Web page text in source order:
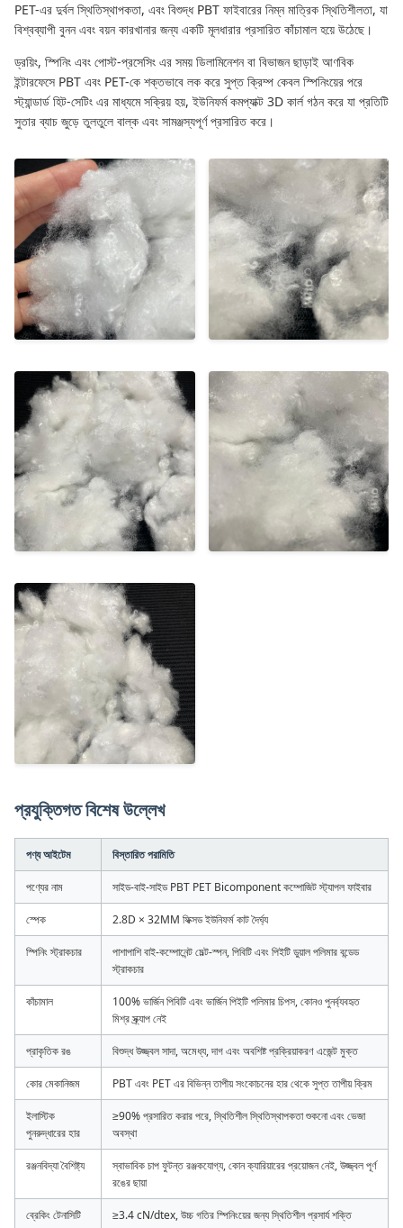
PET-এর দুর্বল স্থিতিস্থাপকতা, এবং বিশুদ্ধ PBT ফাইবারের নিম্ন মাত্রিক স্থিতিশীলতা, যা
বিশ্বব্যাপী বুনন এবং বয়ন কারখানার জন্য একটি মূলধারার প্রসারিত কাঁচামাল হয়ে উঠেছে।
ড্রয়িং, স্পিনিং এবং পোস্ট-প্রসেসিং এর সময় ডিলামিনেশন বা বিভাজন ছাড়াই আণবিক
ইন্টারফেসে PBT এবং PET-কে শক্তভাবে লক করে সুপ্ত ক্রিম্প কেবল স্পিনিংয়ের পরে
স্ট্যান্ডার্ড হিট-সেটিং এর মাধ্যমে সক্রিয় হয়, ইউনিফর্ম কমপ্যাক্ট 3D কার্ল গঠন করে যা প্রতিটি
সুতার ব্যাচ জুড়ে তুলতুলে বাল্ক এবং সামঞ্জস্যপূর্ণ প্রসারিত করে।
প্রযুক্তিগত বিশেষ উল্লেখ
পণ্য আইটেম বিস্তারিত পরামিতি
পণ্যের নাম সাইড-বাই-সাইড PBT PET Bicomponent কম্পোজিট স্ট্যাপল ফাইবার
স্পেক 2.8D × 32MM ফিক্সড ইউনিফর্ম কাট দৈর্ঘ্য
স্পিনিং স্ট্রাকচার
পাশাপাশি বাই-কম্পোনেন্ট মেল্ট-স্পন, পিবিটি এবং পিইটি ডুয়াল পলিমার বন্ডেড
স্ট্রাকচার
কাঁচামাল
100% ভার্জিন পিবিটি এবং ভার্জিন পিইটি পলিমার চিপস, কোনও পুনর্ব্যবহৃত
মিশ্র স্ক্র্যাপ নেই
প্রাকৃতিক রঙ বিশুদ্ধ উজ্জ্বল সাদা, অমেধ্য, দাগ এবং অবশিষ্ট প্রক্রিয়াকরণ এজেন্ট মুক্ত
কোর মেকানিজম PBT এবং PET এর বিভিন্ন তাপীয় সংকোচনের হার থেকে সুপ্ত তাপীয় ক্রিম
ইলাস্টিক
পুনরুদ্ধারের হার
≥90% প্রসারিত করার পরে, স্থিতিশীল স্থিতিস্থাপকতা শুকনো এবং ভেজা
অবস্থা
রঞ্জনবিদ্যা বৈশিষ্ট্য
স্বাভাবিক চাপ ফুটন্ত রঞ্জকযোগ্য, কোন ক্যারিয়ারের প্রয়োজন নেই, উজ্জ্বল পূর্ণ
রঙের ছায়া
ব্রেকিং টেনাসিটি ≥3.4 cN/dtex, উচ্চ গতির স্পিনিংয়ের জন্য স্থিতিশীল প্রসার্য শক্তি